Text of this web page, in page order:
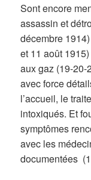
Sont encore
assassin et
décembre
et 11 août
aux gaz (19-20-
avec force
l’accueil, le
intoxiqués. Et
symptômes
avec les
documentées